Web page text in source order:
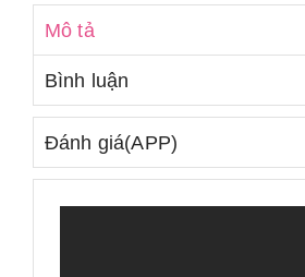
Mô tả
Bình luận
Đánh giá(APP)